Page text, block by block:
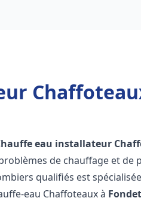
eau installateur
de chauffage et de
qualifiés est
eau Chaffoteaux à